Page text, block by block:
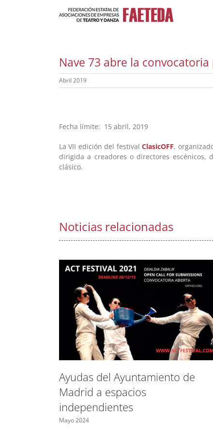
Nave 73 abre la
Abril 2019
Fecha límite: 15 abril, 2019
La VII edición del festivalClasicOFF,
dirigida a creadores o directores
clásico.
Noticias relacionadas
Ayudas del Ayuntamiento de
Madrid a espacios
independientes
Mayo 2024